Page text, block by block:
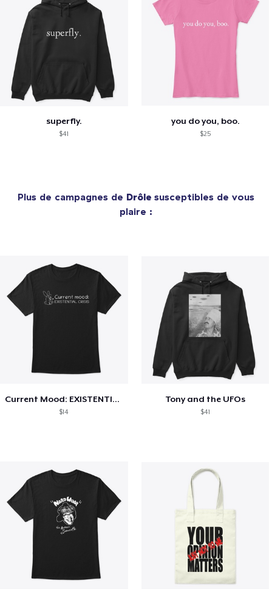
superfly.
$41
you do you, boo.
$25
Plus de campagnes de Drôle susceptibles de vous
plaire :
Current Mood: EXISTENTIAL CRISIS
$14
Tony and the UFOs
$41